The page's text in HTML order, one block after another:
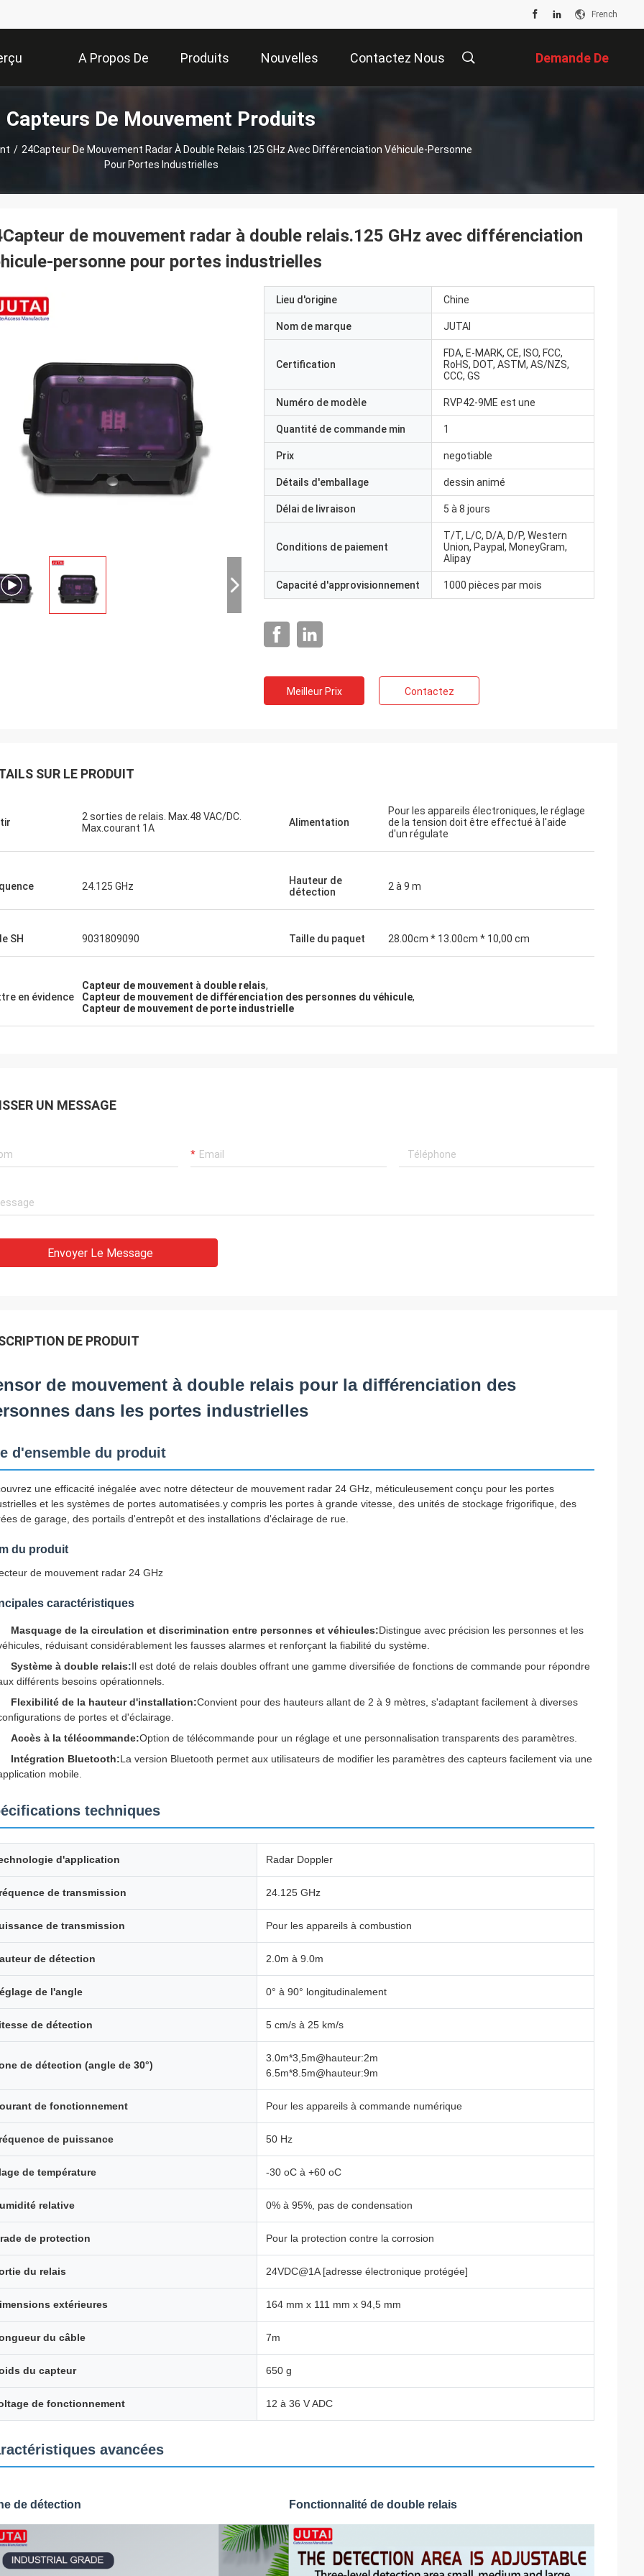
French
A Propos De
Nous
Produits Nouvelles Contactez Nous Demande De
Soumission
Capteurs De Mouvement Produits
/ 24Capteur De Mouvement Radar À Double Relais.125 GHz Avec Différenciation Véhicule-Personne
Pour Portes Industrielles
Le Burook
pas prévenu. Tout s'est bien
pendant les 10 prochaines
de mouvement radar à double relais.125 GHz avec différenciation
personne pour portes industrielles
Lieu d'origine Chine
Nom de marque JUTAI
Certification
FDA, E-MARK, CE, ISO, FCC,
RoHS, DOT, ASTM, AS/NZS,
CCC, GS
Numéro de modèle RVP42-9ME est une
Quantité de commande min 1
Prix negotiable
Détails d'emballage dessin animé
Délai de livraison 5 à 8 jours
Conditions de paiement
T/T, L/C, D/A, D/P, Western
Union, Paypal, MoneyGram,
Alipay
Capacité d'approvisionnement 1000 pièces par mois
Meilleur Prix Contactez
SUR LE PRODUIT
2 sorties de relais. Max.48 VAC/DC.
Max.courant 1A
Alimentation
Pour les appareils électroniques, le réglage
de la tension doit être effectué à l'aide
d'un régulate
24.125 GHz
Hauteur de
détection
2 à 9 m
SH 9031809090 Taille du paquet 28.00cm * 13.00cm * 10,00 cm
en évidence
Capteur de mouvement à double relais,
Capteur de mouvement de différenciation des personnes du véhicule,
Capteur de mouvement de porte industrielle
UN MESSAGE
Envoyer Le Message
DE PRODUIT
de mouvement à double relais pour la différenciation des
dans les portes industrielles
d'ensemble du produit
une efficacité inégalée avec notre détecteur de mouvement radar 24 GHz, méticuleusement conçu pour les portes
et les systèmes de portes automatisées.y compris les portes à grande vitesse, des unités de stockage frigorifique, des
de garage, des portails d'entrepôt et des installations d'éclairage de rue.
du produit
de mouvement radar 24 GHz
caractéristiques
Masquage de la circulation et discrimination entre personnes et véhicules:Distingue avec précision les personnes et les
réduisant considérablement les fausses alarmes et renforçant la fiabilité du système.
Système à double relais:Il est doté de relais doubles offrant une gamme diversifiée de fonctions de commande pour répondre
différents besoins opérationnels.
Flexibilité de la hauteur d'installation:Convient pour des hauteurs allant de 2 à 9 mètres, s'adaptant facilement à diverses
de portes et d'éclairage.
Accès à la télécommande:Option de télécommande pour un réglage et une personnalisation transparents des paramètres.
Intégration Bluetooth:La version Bluetooth permet aux utilisateurs de modifier les paramètres des capteurs facilement via une
mobile.
techniques
d'application Radar Doppler
de transmission 24.125 GHz
de transmission Pour les appareils à combustion
de détection 2.0m à 9.0m
de l'angle 0° à 90° longitudinalement
de détection 5 cm/s à 25 km/s
de détection (angle de 30°)
3.0m*3,5m@hauteur:2m
6.5m*8.5m@hauteur:9m
de fonctionnement Pour les appareils à commande numérique
de puissance 50 Hz
de température -30 oC à +60 oC
relative 0% à 95%, pas de condensation
de protection Pour la protection contre la corrosion
du relais 24VDC@1A [adresse électronique protégée]
extérieures 164 mm x 111 mm x 94,5 mm
du câble 7m
du capteur 650 g
de fonctionnement 12 à 36 V ADC
avancées
de détection Fonctionnalité de double relais